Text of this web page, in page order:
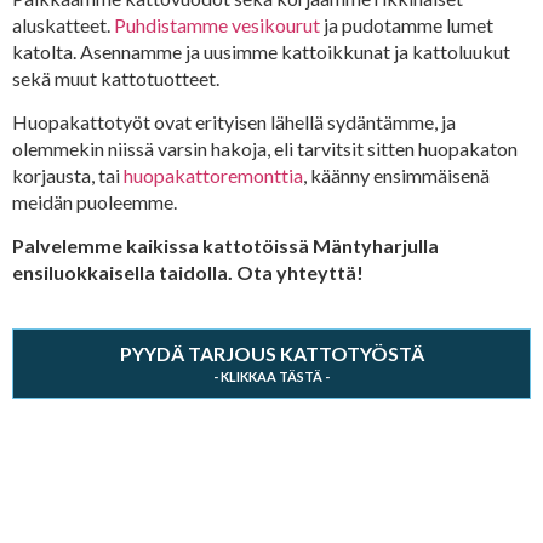
aluskatteet. Puhdistamme vesikourut ja pudotamme lumet
katolta. Asennamme ja uusimme kattoikkunat ja kattoluukut
sekä muut kattotuotteet.
Huopakattotyöt ovat erityisen lähellä sydäntämme, ja
olemmekin niissä varsin hakoja, eli tarvitsit sitten huopakaton
korjausta, taihuopakattoremonttia, käänny ensimmäisenä
meidän puoleemme.
Palvelemme kaikissa kattotöissä Mäntyharjulla
ensiluokkaisella taidolla. Ota yhteyttä!
PYYDÄ TARJOUS KATTOTYÖSTÄ